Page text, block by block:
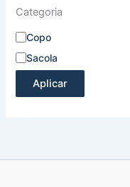
Categoria
Copo
Sacola
Aplicar